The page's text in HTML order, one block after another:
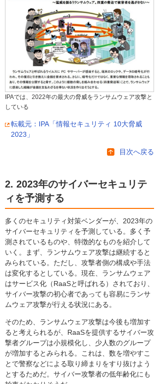
IPAでは、2022年の最大の脅威をランサムウェア攻撃と
している
転載元：IPA「情報セキュリティ 10大脅威
2023」
目次へ戻る
2. 2023年のサイバーセキュリテ
ィを予測する
多くのセキュリティ対策ベンダーが、2023年の
サイバーセキュリティを予測している。多く予
測されているものや、特徴的なものを紹介して
いく。まず、ランサムウェア攻撃は継続すると
みられている。ただし、攻撃者側の構成や手法
は変化するとしている。現在、ランサムウェア
はサービス化（RaaSと呼ばれる）されており、
サイバー攻撃の初心者であっても容易にランサ
ムウェア攻撃が行える状況にある。
そのため、ランサムウェア攻撃は今後も増加す
ると考えられるが、RaaSを提供するサイバー攻
撃者グループは小規模化し、少人数のグループ
が増加するとみられる。これは、数を増やすこ
とで警察などによる取り締まりをすり抜けよう
とするためだ。サイバー攻撃者の低年齢化にも